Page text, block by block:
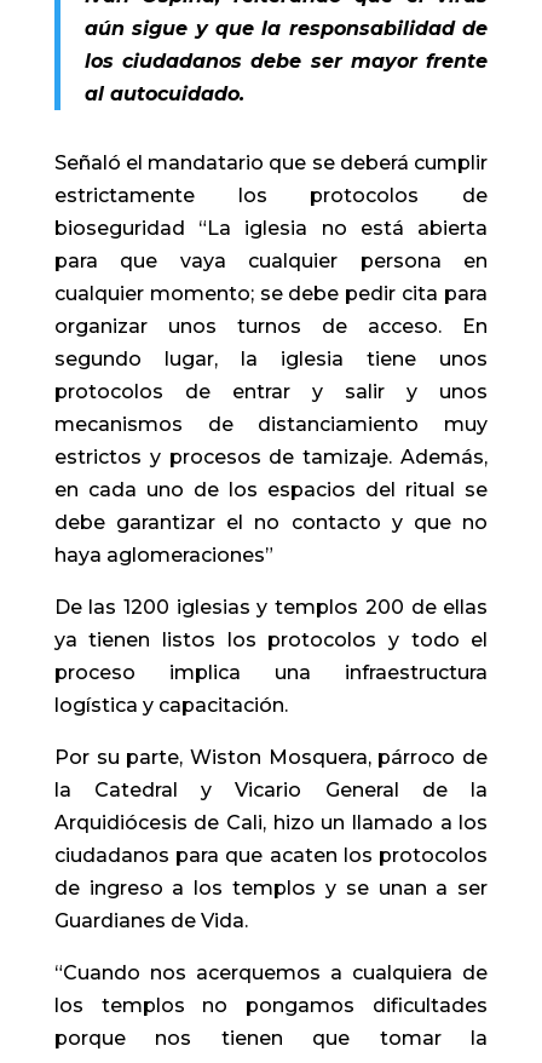
aún sigue y que la responsabilidad de
los ciudadanos debe ser mayor frente
al autocuidado.
Señaló el mandatario que se deberá cumplir
estrictamente los protocolos de
bioseguridad “La iglesia no está abierta
para que vaya cualquier persona en
cualquier momento; se debe pedir cita para
organizar unos turnos de acceso. En
segundo lugar, la iglesia tiene unos
protocolos de entrar y salir y unos
mecanismos de distanciamiento muy
estrictos y procesos de tamizaje. Además,
en cada uno de los espacios del ritual se
debe garantizar el no contacto y que no
haya aglomeraciones”
De las 1200 iglesias y templos 200 de ellas
ya tienen listos los protocolos y todo el
proceso implica una infraestructura
logística y capacitación.
Por su parte, Wiston Mosquera, párroco de
la Catedral y Vicario General de la
Arquidiócesis de Cali, hizo un llamado a los
ciudadanos para que acaten los protocolos
de ingreso a los templos y se unan a ser
Guardianes de Vida.
“Cuando nos acerquemos a cualquiera de
los templos no pongamos dificultades
porque nos tienen que tomar la